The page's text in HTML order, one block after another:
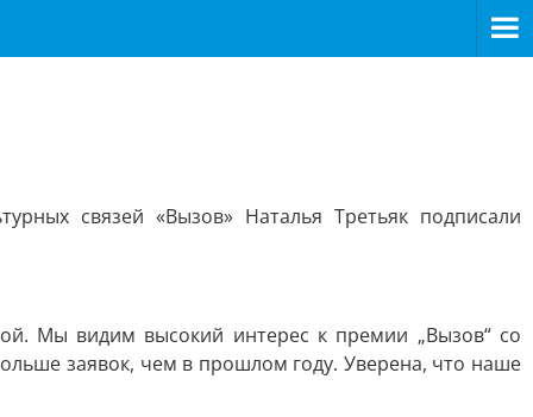
связей «Вызов» Наталья Третьяк подписали
Мы видим высокий интерес к премии „Вызов“ со
заявок, чем в прошлом году. Уверена, что наше